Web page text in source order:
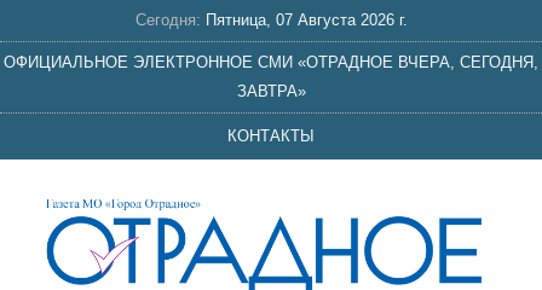
Сегодня: Пятница, 07 Августа 2026 г.
ОФИЦИАЛЬНОЕ ЭЛЕКТРОННОЕ СМИ «ОТРАДНОЕ ВЧЕРА, СЕГОДНЯ,
ЗАВТРА»
КОНТАКТЫ